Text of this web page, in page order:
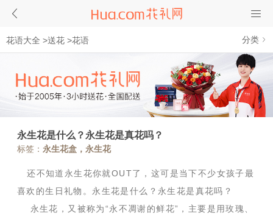
花语大全 >送花 >花语 分类
永生花是什么？永生花是真花吗？
标签： 永生花盒，永生花
还不知道永生花你就OUT了，这可是当下不少女孩子最
喜欢的生日礼物。永生花是什么？永生花是真花吗？
永生花，又被称为“永不凋谢的鲜花”，主要是用玫瑰、